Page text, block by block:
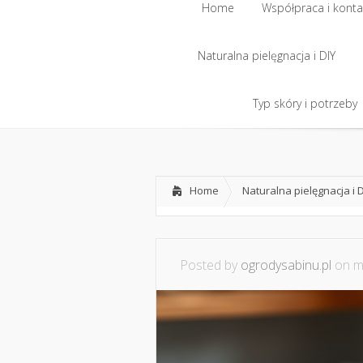
Home
Home
Współpraca i
Współpraca i
Naturalna pielęgnacja i DIY
Naturalna pielęgnacja i DIY
Typ skóry i potrzeby
Home Naturalna pielęgnacja i
Posted by ogrodysabinu.pl on